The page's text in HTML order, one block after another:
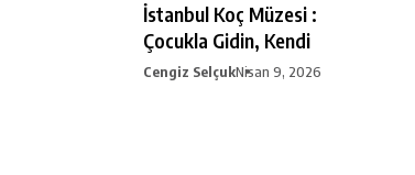
İstanbul Koç Müzesi :
Çocukla Gidin, Kendi
Cengiz SelçukNisan 9, 2026